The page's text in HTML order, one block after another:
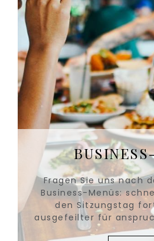
Fragen Sie uns nach
Business-Menüs:
den Sitzungstag
ausgefeilter für